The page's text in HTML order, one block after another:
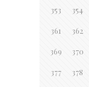
353 354
361 362
369 370
377 378